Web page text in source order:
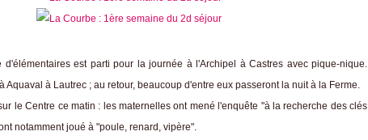
d'élémentaires est parti pour la journée à l'Archipel à Castres avec pique-nique.
Aquaval à Lautrec ; au retour, beaucoup d'entre eux passeront la nuit à la Ferme.
le Centre ce matin : les maternelles ont mené l'enquête "à la recherche des clés
notamment joué à "poule, renard, vipère".